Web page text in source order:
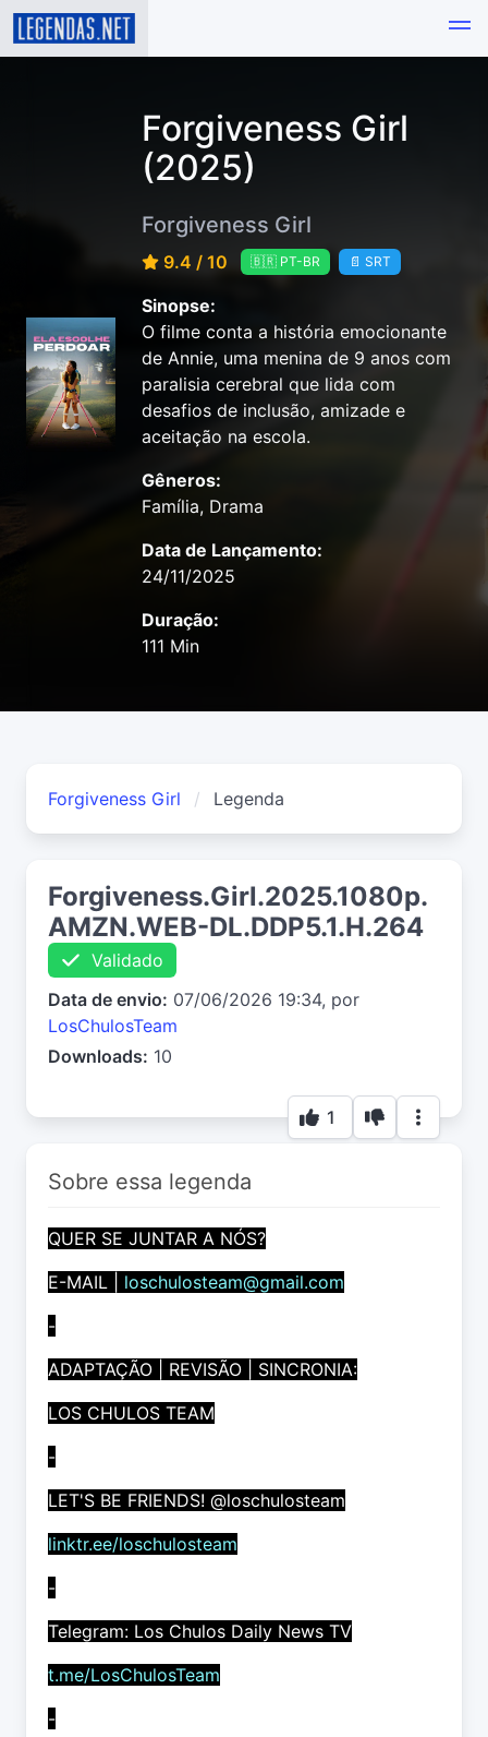
Forgiveness Girl
(2025)
Forgiveness Girl
9.4 / 10 🇧🇷 PT-BR 📄 SRT
Sinopse:
O filme conta a história emocionante
de Annie, uma menina de 9 anos com
paralisia cerebral que lida com
desafios de inclusão, amizade e
aceitação na escola.
Gêneros:
Família, Drama
Data de Lançamento:
24/11/2025
Duração:
111 Min
Forgiveness Girl Legenda
Forgiveness.Girl.2025.1080p.
AMZN.WEB-DL.DDP5.1.H.264
Validado
Data de envio: 07/06/2026 19:34, por
LosChulosTeam
Downloads: 10
1
Sobre essa legenda
QUER SE JUNTAR A NÓS?
E-MAIL | loschulosteam@gmail.com
-
ADAPTAÇÃO | REVISÃO | SINCRONIA:
LOS CHULOS TEAM
-
LET'S BE FRIENDS! @loschulosteam
linktr.ee/loschulosteam
-
Telegram: Los Chulos Daily News TV
t.me/LosChulosTeam
-